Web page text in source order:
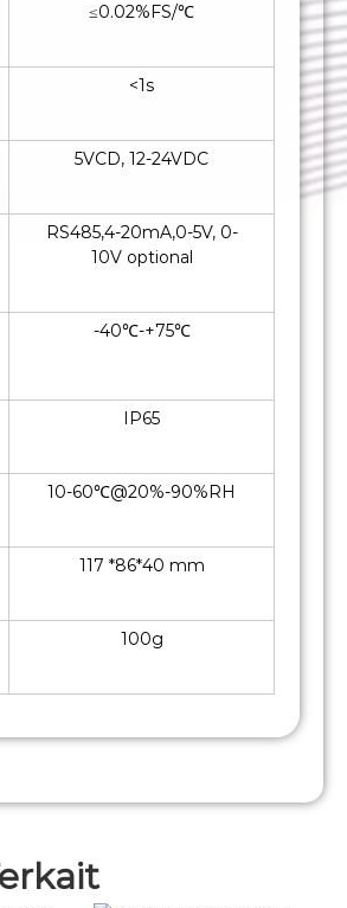
≤0.02%FS/℃
<1s
5VCD, 12-24VDC
RS485,4-20mA,0-5V, 0-
10V optional
-40℃-+75℃
IP65
10-60℃@20%-90%RH
117 *86*40 mm
100g